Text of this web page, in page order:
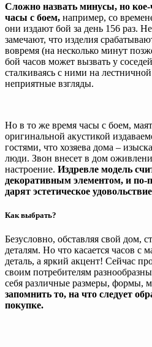
Сложно назвать минусы, но
часы с боем, например, со
они издают бой за день 156 раз.
замечают, что изделия
вовремя (на несколько минут
бой часов может вызвать у
сталкиваясь с ними на
неприятные взгляды.
Но в то же время часы с боем,
оригинальной акустикой
гостями, что хозяева дома –
люди. Звон внесет в дом
настроение. Издревле модель
декоративным элементом, и по-
дарят эстетическое
Как выбрать?
Безусловно, обставляя свой дом,
деталям. Но что касается часов с
деталь, а яркий акцент! Сейчас
своим потребителям
себя различные размеры, формы,
запомнить то, на что следует
покупке.